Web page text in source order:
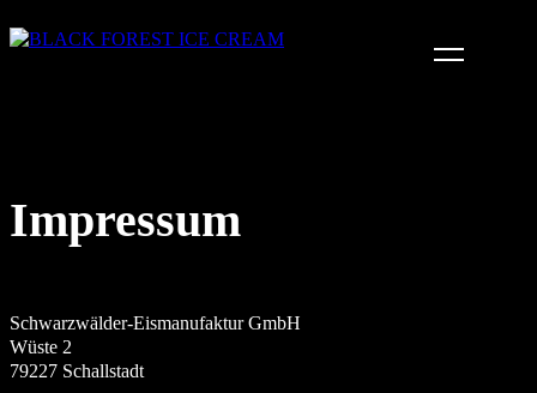
Impressum
Schwarzwälder-Eismanufaktur GmbH
Wüste 2
79227 Schallstadt